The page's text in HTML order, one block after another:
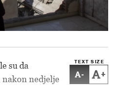
TEXT SIZE
- +
su da
nakon nedjelje